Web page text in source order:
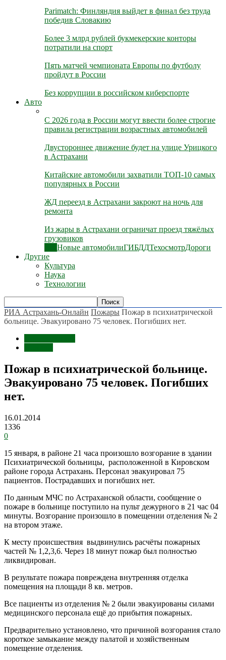
Parimatch: Финляндия выйдет в финал без труда
победив Словакию
Более 3 млрд рублей букмекерские конторы
потратили на спорт
Пять матчей чемпионата Европы по футболу
пройдут в России
Без коррупции в российском киберспорте
Авто
С 2026 года в России могут ввести более строгие
правила регистрации возрастных автомобилей
Двустороннее движение будет на улице Урицкого
в Астрахани
Китайские автомобили захватили ТОП-10 самых
популярных в России
ЖД переезд в Астрахани закроют на ночь для
ремонта
Из жары в Астрахани ограничат проезд тяжёлых
грузовиков
Новые автомобилиГИБДДТехосмотрДороги
Другие
Культура
Наука
Технологии
РИА Астрахань-Онлайн Пожары Пожар в психиатрической
больнице. Эвакуировано 75 человек. Погибших нет.
Пожар в психиатрической больнице.
Эвакуировано 75 человек. Погибших
нет.
16.01.2014
1336
0
15 января, в районе 21 часа произошло возгорание в здании
Психиатрической больницы, расположенной в Кировском
районе города Астрахань. Персонал эвакуировал 75
пациентов. Пострадавших и погибших нет.
По данным МЧС по Астраханской области, сообщение о
пожаре в больнице поступило на пульт дежурного в 21 час 04
минуты. Возгорание произошло в помещении отделения № 2
на втором этаже.
К месту происшествия выдвинулись расчёты пожарных
частей № 1,2,3,6. Через 18 минут пожар был полностью
ликвидирован.
В результате пожара повреждена внутренняя отделка
помещения на площади 8 кв. метров.
Все пациенты из отделения № 2 были эвакуированы силами
медицинского персонала ещё до прибытия пожарных.
Предварительно установлено, что причиной возгорания стало
короткое замыкание между палатой и хозяйственным
помещение отделения.